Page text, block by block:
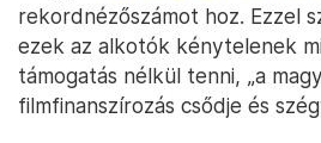
rekordnézőszámot hoz. Ezzel
ezek az alkotók kénytelenek
támogatás nélkül tenni, „a
filmfinanszírozás csődje és